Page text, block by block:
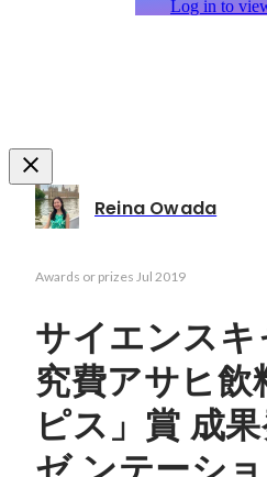
Log in to
Reina Owada
Awards or prizes Jul 2019
サイエンス
究費アサヒ飲
ピス」賞 成